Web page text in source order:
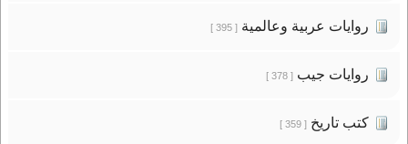
روايات عربية وعالمية[ 395 ]
روايات جيب[ 378 ]
كتب تاريخ[ 359 ]